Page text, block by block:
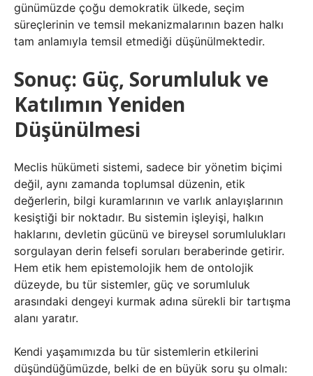
günümüzde çoğu demokratik ülkede, seçim
süreçlerinin ve temsil mekanizmalarının bazen halkı
tam anlamıyla temsil etmediği düşünülmektedir.
Sonuç: Güç, Sorumluluk ve
Katılımın Yeniden
Düşünülmesi
Meclis hükümeti sistemi, sadece bir yönetim biçimi
değil, aynı zamanda toplumsal düzenin, etik
değerlerin, bilgi kuramlarının ve varlık anlayışlarının
kesiştiği bir noktadır. Bu sistemin işleyişi, halkın
haklarını, devletin gücünü ve bireysel sorumlulukları
sorgulayan derin felsefi soruları beraberinde getirir.
Hem etik hem epistemolojik hem de ontolojik
düzeyde, bu tür sistemler, güç ve sorumluluk
arasındaki dengeyi kurmak adına sürekli bir tartışma
alanı yaratır.
Kendi yaşamımızda bu tür sistemlerin etkilerini
düşündüğümüzde, belki de en büyük soru şu olmalı: